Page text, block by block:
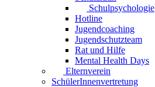
Schulpsychologie
Hotline
Jugendcoaching
Jugendschutzteam
Rat und Hilfe
Mental Health Days
Elternverein
SchülerInnenvertretung